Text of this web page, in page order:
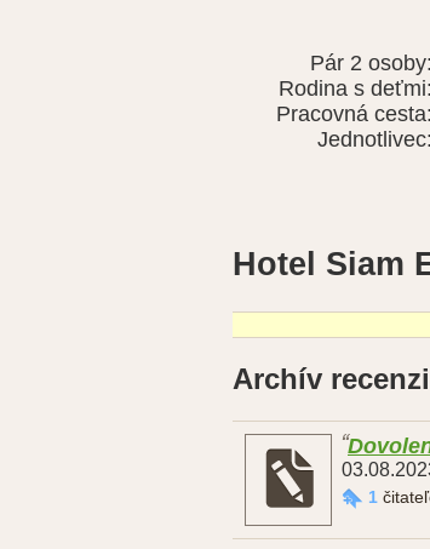
Pár 2 osoby:
Rodina s deťmi:
Pracovná cesta:
Jednotlivec:
Hotel Siam
Archív
1